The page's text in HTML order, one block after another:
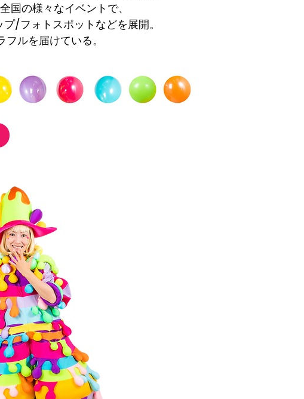
の様々なイベントで、
/フォトスポットなどを展開。
ルを届けている。